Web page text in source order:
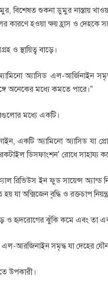
বিশেষত শুকনা ডুমুর নাস্তায়
কারণে হওয়া ক্ষয় হ্রাস ও
ও স্থায়িত্ব বাড়ে।
অ্যাসিড এল-আর্জিনাইন
অনেকের মধ্যে কমতে পারে।”
মধ্যে একটি।
একটি অ্যামিনো অ্যাসিড যা
ডিসফাংশন’ রোধে সাহায্য
রিভিউস ইন ফুড সায়েন্স অ্যান্ড
যা অক্সিজেন বৃদ্ধি ও রক্তচাপ
ও হৃদরোগের ঝুঁকি কমে এবং তা
আরজিনাইন সমৃদ্ধ যা দেহের যৌন
উপকারী।